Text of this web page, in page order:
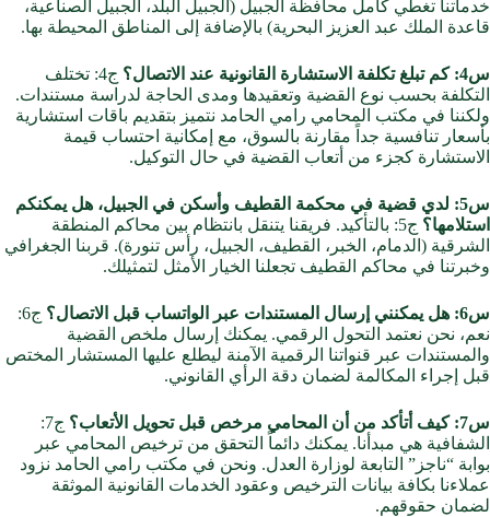
خدماتنا تغطي كامل محافظة الجبيل (الجبيل البلد، الجبيل الصناعية،
قاعدة الملك عبد العزيز البحرية) بالإضافة إلى المناطق المحيطة بها.
س4: كم تبلغ تكلفة الاستشارة القانونية عند الاتصال؟
ج4: تختلف
التكلفة بحسب نوع القضية وتعقيدها ومدى الحاجة لدراسة مستندات.
ولكننا في مكتب المحامي رامي الحامد نتميز بتقديم باقات استشارية
بأسعار تنافسية جداً مقارنة بالسوق، مع إمكانية احتساب قيمة
الاستشارة كجزء من أتعاب القضية في حال التوكيل.
س5: لدي قضية في محكمة القطيف وأسكن في الجبيل، هل يمكنكم
استلامها؟
ج5: بالتأكيد. فريقنا يتنقل بانتظام بين محاكم المنطقة
الشرقية (الدمام، الخبر، القطيف، الجبيل، رأس تنورة). قربنا الجغرافي
وخبرتنا في محاكم القطيف تجعلنا الخيار الأمثل لتمثيلك.
س6: هل يمكنني إرسال المستندات عبر الواتساب قبل الاتصال؟
ج6:
نعم، نحن نعتمد التحول الرقمي. يمكنك إرسال ملخص القضية
والمستندات عبر قنواتنا الرقمية الآمنة ليطلع عليها المستشار المختص
قبل إجراء المكالمة لضمان دقة الرأي القانوني.
س7: كيف أتأكد من أن المحامي مرخص قبل تحويل الأتعاب؟
ج7:
الشفافية هي مبدأنا. يمكنك دائماً التحقق من ترخيص المحامي عبر
بوابة “ناجز” التابعة لوزارة العدل. ونحن في مكتب رامي الحامد نزود
عملاءنا بكافة بيانات الترخيص وعقود الخدمات القانونية الموثقة
لضمان حقوقهم.